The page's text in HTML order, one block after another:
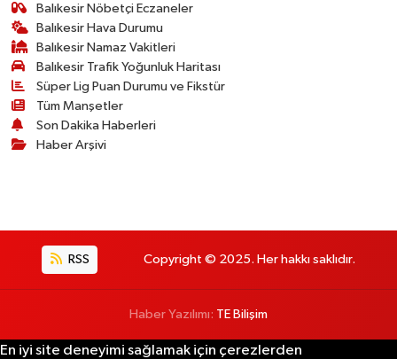
Balıkesir Nöbetçi Eczaneler
Balıkesir Hava Durumu
Balıkesir Namaz Vakitleri
Balıkesir Trafik Yoğunluk Haritası
Süper Lig Puan Durumu ve Fikstür
Tüm Manşetler
Son Dakika Haberleri
Haber Arşivi
RSS Copyright © 2025. Her hakkı saklıdır.
Haber Yazılımı: TE Bilişim
En iyi site deneyimi sağlamak için çerezlerden